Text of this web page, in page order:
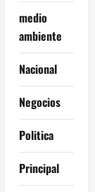
medio
ambiente
Nacional
Negocios
Politica
Principal